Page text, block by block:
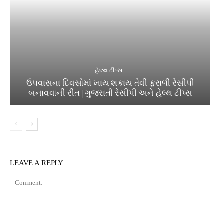
હેલ્થ ટીપ્સ
ઉપવાસના દિવસોમાં ખાય શકાય તેવી ફરાળી રેસીપી
બનાવવાની રીત | ગુજરાતી રેસીપી અને હેલ્થ ટીપ્સ
LEAVE A REPLY